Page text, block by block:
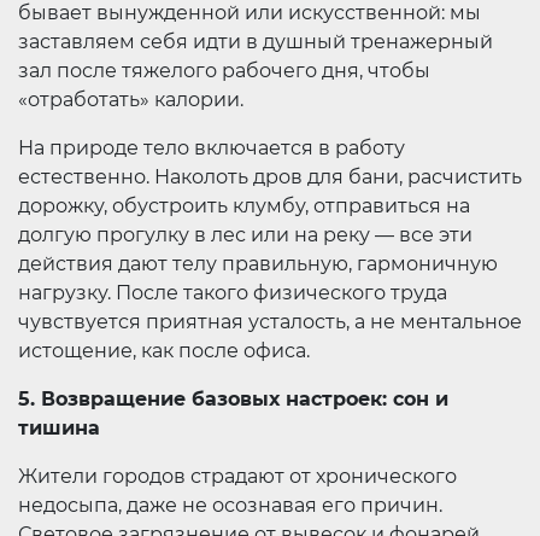
бывает вынужденной или искусственной: мы
заставляем себя идти в душный тренажерный
зал после тяжелого рабочего дня, чтобы
«отработать» калории.
На природе тело включается в работу
естественно. Наколоть дров для бани, расчистить
дорожку, обустроить клумбу, отправиться на
долгую прогулку в лес или на реку — все эти
действия дают телу правильную, гармоничную
нагрузку. После такого физического труда
чувствуется приятная усталость, а не ментальное
истощение, как после офиса.
5. Возвращение базовых настроек: сон и
тишина
Жители городов страдают от хронического
недосыпа, даже не осознавая его причин.